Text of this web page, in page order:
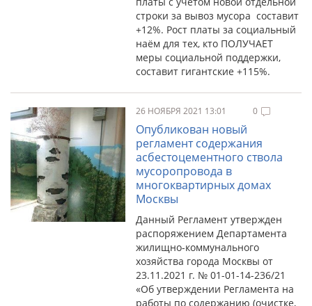
строки за вывоз мусора составит
+12%. Рост платы за социальный
наём для тех, кто ПОЛУЧАЕТ
меры социальной поддержки,
составит гигантские +115%.
26 НОЯБРЯ 2021 13:01 0
Опубликован новый
регламент содержания
асбестоцементного ствола
мусоропровода в
многоквартирных домах
Москвы
Данный Регламент утвержден
распоряжением Департамента
жилищно-коммунального
хозяйства города Москвы от
23.11.2021 г. № 01-01-14-236/21
«Об утверждении Регламента на
работы по содержанию (очистке,